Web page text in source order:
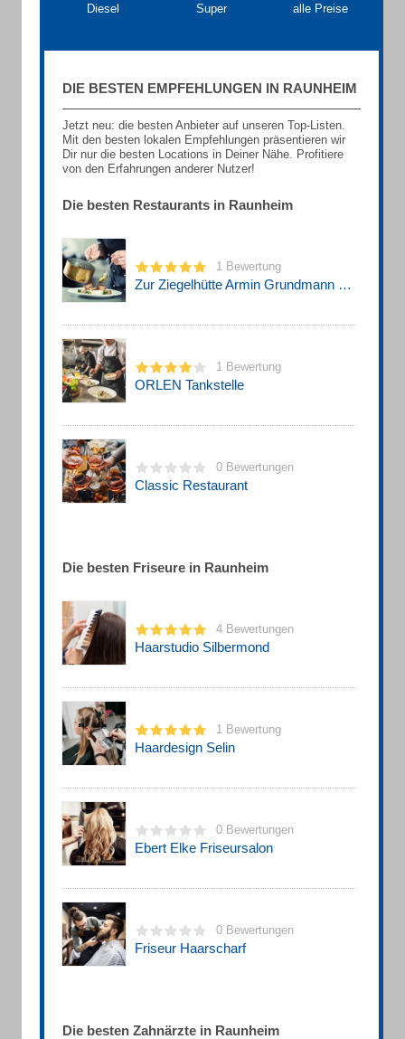
Diesel Super alle Preise
DIE BESTEN EMPFEHLUNGEN IN RAUNHEIM
Jetzt neu: die besten Anbieter auf unseren Top-Listen.
Mit den besten lokalen Empfehlungen präsentieren wir
Dir nur die besten Locations in Deiner Nähe. Profitiere
von den Erfahrungen anderer Nutzer!
Die besten Restaurants in Raunheim
1 Bewertung
Zur Ziegelhütte Armin Grundmann Restaurant
1 Bewertung
ORLEN Tankstelle
0 Bewertungen
Classic Restaurant
Die besten Friseure in Raunheim
4 Bewertungen
Haarstudio Silbermond
1 Bewertung
Haardesign Selin
0 Bewertungen
Ebert Elke Friseursalon
0 Bewertungen
Friseur Haarscharf
Die besten Zahnärzte in Raunheim